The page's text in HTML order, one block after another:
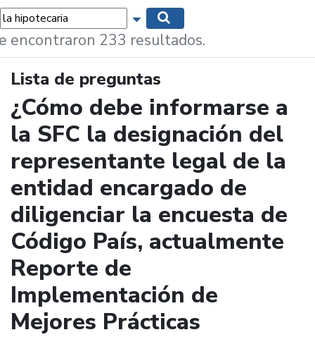
Mostrar opciones de búsqueda
encontraron 233 resultados.
Lista de preguntas
¿Cómo debe informarse a
la SFC la designación del
representante legal de la
entidad encargado de
diligenciar la encuesta de
Código País, actualmente
Reporte de
Implementación de
Mejores Prácticas